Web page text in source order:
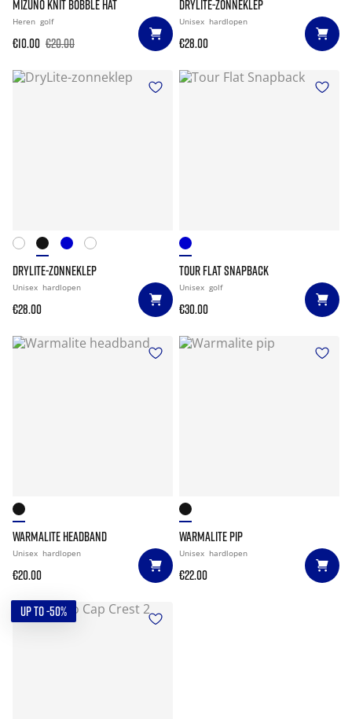
MIZUNO KNIT BOBBLE HAT
Heren golf
€10.00 €20.00
DRYLITE-ZONNEKLEP
Unisex hardlopen
€28.00
DRYLITE-ZONNEKLEP
Unisex hardlopen
€28.00
TOUR FLAT SNAPBACK
Unisex golf
€30.00
WARMALITE HEADBAND
Unisex hardlopen
€20.00
WARMALITE PIP
Unisex hardlopen
€22.00
UP TO -50%